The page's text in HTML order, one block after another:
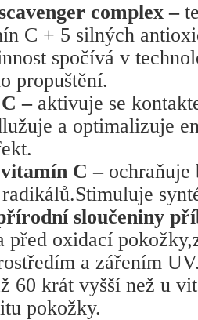
complex –
C + 5 silných
spočívá v
propuštění.
–aktivuje se
a optimalizuje
C –ochraňuje
sloučeniny
před oxidací
a zářením
60 krát vyšší než u
pokožky.